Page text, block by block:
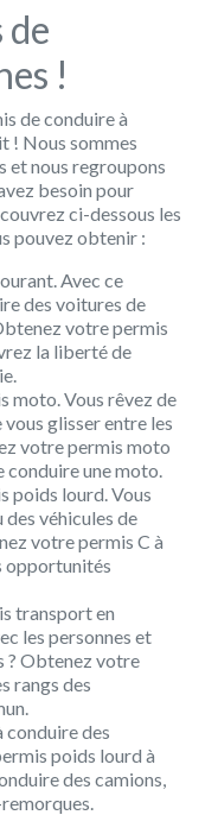
de
!
de conduire à
! Nous sommes
et nous regroupons
besoin pour
ci-dessous les
pouvez obtenir :
Avec ce
des voitures de
votre permis
la liberté de
moto. Vous rêvez de
glisser entre les
votre permis moto
conduire une moto.
poids lourd. Vous
véhicules de
votre permis C à
opportunités
transport en
les personnes et
? Obtenez votre
rangs des
conduire des
poids lourd à
des camions,